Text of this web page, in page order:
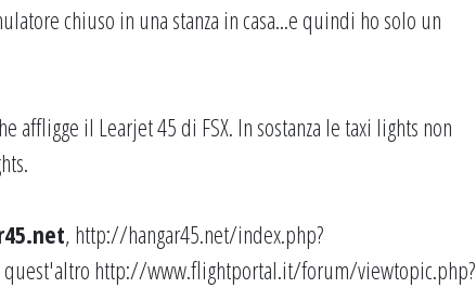
chiuso in una stanza in casa...e quindi ho solo un
il Learjet 45 di FSX. In sostanza le taxi lights non
, http://hangar45.net/index.php?
quest'altro http://www.flightportal.it/forum/viewtopic.php?